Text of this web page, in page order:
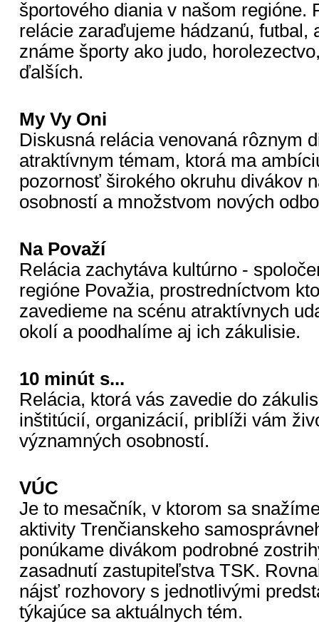
športového diania v našom regióne.
relácie zaraďujeme hádzanú, futbal,
známe športy ako judo,
ďalších.
My Vy Oni
Diskusná relácia venovaná rôznym
atraktívnym témam, ktorá ma
pozornosť širokého okruhu divákov
osobností a množstvom nových
Na Považí
Relácia zachytáva kultúrno -
regióne Považia, prostredníctvom
zavedieme na scénu atraktívnych
okolí a poodhalíme aj ich zákulisie.
10 minút s...
Relácia, ktorá vás zavedie do
inštitúcií, organizácií, priblíži vám
významných osobností.
VÚC
Je to mesačník, v ktorom sa
aktivity Trenčianskeho
ponúkame divákom podrobné
zasadnutí zastupiteľstva TSK.
nájsť rozhovory s jednotlivými
týkajúce sa aktuálnych tém.